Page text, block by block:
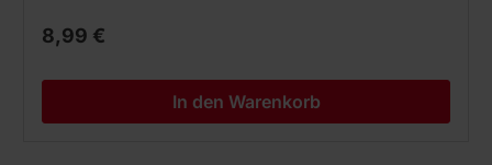
8,99 €
In den Warenkorb